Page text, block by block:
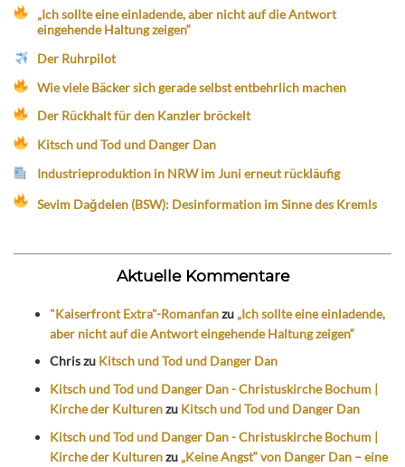
„Ich sollte eine einladende, aber nicht auf die Antwort
eingehende Haltung zeigen“
Der Ruhrpilot
Wie viele Bäcker sich gerade selbst entbehrlich machen
Der Rückhalt für den Kanzler bröckelt
Kitsch und Tod und Danger Dan
Industrieproduktion in NRW im Juni erneut rückläufig
Sevim Dağdelen (BSW): Desinformation im Sinne des Kremls
Aktuelle Kommentare
"Kaiserfront Extra"-Romanfanzu „Ich sollte eine einladende,
aber nicht auf die Antwort eingehende Haltung zeigen“
Chriszu Kitsch und Tod und Danger Dan
Kitsch und Tod und Danger Dan - Christuskirche Bochum |
Kirche der Kulturenzu Kitsch und Tod und Danger Dan
Kitsch und Tod und Danger Dan - Christuskirche Bochum |
Kirche der Kulturenzu „Keine Angst“ von Danger Dan – eine